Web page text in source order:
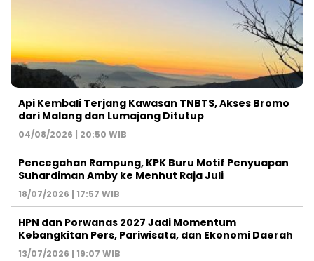
Api Kembali Terjang Kawasan TNBTS, Akses Bromo
dari Malang dan Lumajang Ditutup
04/08/2026 | 20:50 WIB
Pencegahan Rampung, KPK Buru Motif Penyuapan
Suhardiman Amby ke Menhut Raja Juli
18/07/2026 | 17:57 WIB
HPN dan Porwanas 2027 Jadi Momentum
Kebangkitan Pers, Pariwisata, dan Ekonomi Daerah
13/07/2026 | 19:07 WIB